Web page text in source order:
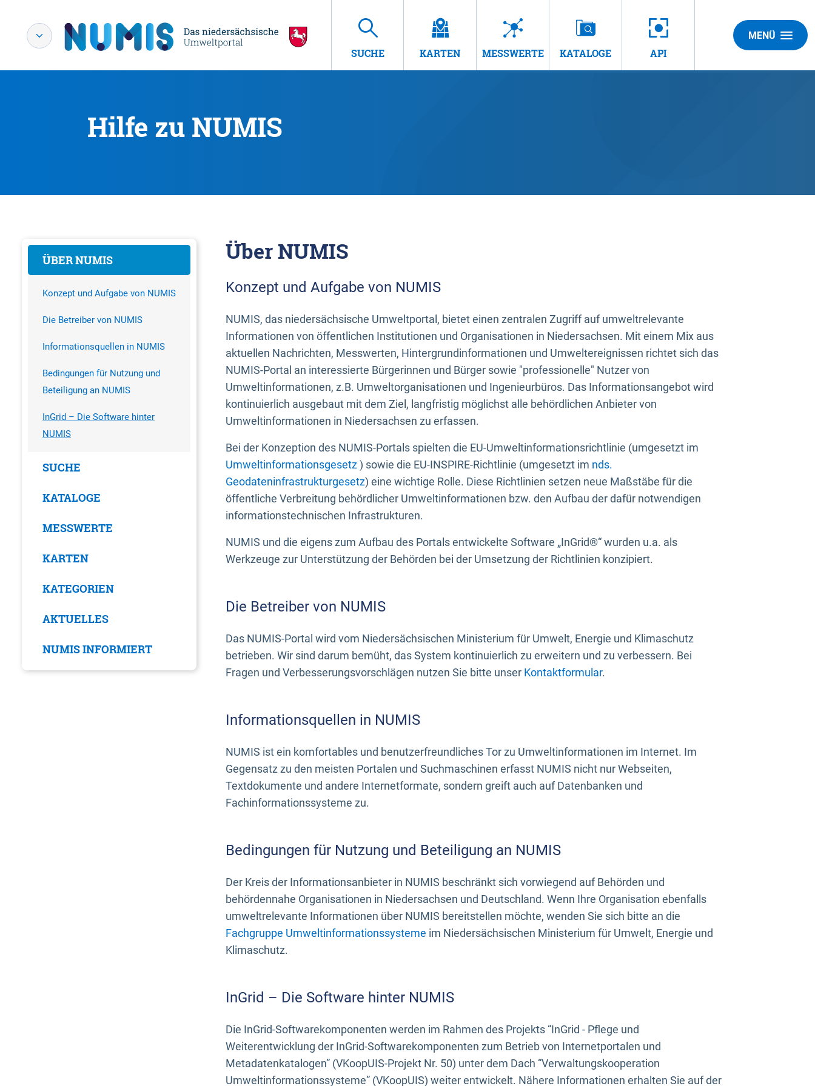
SUCHE KARTEN MESSWERTE KATALOGE API
MENÜ
Hilfe zu NUMIS
ÜBER NUMIS
Konzept und Aufgabe von NUMIS
Die Betreiber von NUMIS
Informationsquellen in NUMIS
Bedingungen für Nutzung und
Beteiligung an NUMIS
InGrid – Die Software hinter
NUMIS
SUCHE
KATALOGE
MESSWERTE
KARTEN
KATEGORIEN
AKTUELLES
NUMIS INFORMIERT
Über NUMIS
Konzept und Aufgabe von NUMIS
NUMIS, das niedersächsische Umweltportal, bietet einen zentralen Zugriff auf umweltrelevante
Informationen von öffentlichen Institutionen und Organisationen in Niedersachsen. Mit einem Mix aus
aktuellen Nachrichten, Messwerten, Hintergrundinformationen und Umweltereignissen richtet sich das
NUMIS-Portal an interessierte Bürgerinnen und Bürger sowie "professionelle" Nutzer von
Umweltinformationen, z.B. Umweltorganisationen und Ingenieurbüros. Das Informationsangebot wird
kontinuierlich ausgebaut mit dem Ziel, langfristig möglichst alle behördlichen Anbieter von
Umweltinformationen in Niedersachsen zu erfassen.
Bei der Konzeption des NUMIS-Portals spielten die EU-Umweltinformationsrichtlinie (umgesetzt im
Umweltinformationsgesetz) sowie die EU-INSPIRE-Richtlinie (umgesetzt im nds.
Geodateninfrastrukturgesetz) eine wichtige Rolle. Diese Richtlinien setzen neue Maßstäbe für die
öffentliche Verbreitung behördlicher Umweltinformationen bzw. den Aufbau der dafür notwendigen
informationstechnischen Infrastrukturen.
NUMIS und die eigens zum Aufbau des Portals entwickelte Software „InGrid®“ wurden u.a. als
Werkzeuge zur Unterstützung der Behörden bei der Umsetzung der Richtlinien konzipiert.
Die Betreiber von NUMIS
Das NUMIS-Portal wird vom Niedersächsischen Ministerium für Umwelt, Energie und Klimaschutz
betrieben. Wir sind darum bemüht, das System kontinuierlich zu erweitern und zu verbessern. Bei
Fragen und Verbesserungsvorschlägen nutzen Sie bitte unser Kontaktformular.
Informationsquellen in NUMIS
NUMIS ist ein komfortables und benutzerfreundliches Tor zu Umweltinformationen im Internet. Im
Gegensatz zu den meisten Portalen und Suchmaschinen erfasst NUMIS nicht nur Webseiten,
Textdokumente und andere Internetformate, sondern greift auch auf Datenbanken und
Fachinformationssysteme zu.
Bedingungen für Nutzung und Beteiligung an NUMIS
Der Kreis der Informationsanbieter in NUMIS beschränkt sich vorwiegend auf Behörden und
behördennahe Organisationen in Niedersachsen und Deutschland. Wenn Ihre Organisation ebenfalls
umweltrelevante Informationen über NUMIS bereitstellen möchte, wenden Sie sich bitte an die
Fachgruppe Umweltinformationssysteme im Niedersächsischen Ministerium für Umwelt, Energie und
Klimaschutz.
InGrid – Die Software hinter NUMIS
Die InGrid-Softwarekomponenten werden im Rahmen des Projekts “InGrid - Pflege und
Weiterentwicklung der InGrid-Softwarekomponenten zum Betrieb von Internetportalen und
Metadatenkatalogen” (VKoopUIS-Projekt Nr. 50) unter dem Dach “Verwaltungskooperation
Umweltinformationssysteme” (VKoopUIS) weiter entwickelt. Nähere Informationen erhalten Sie auf der